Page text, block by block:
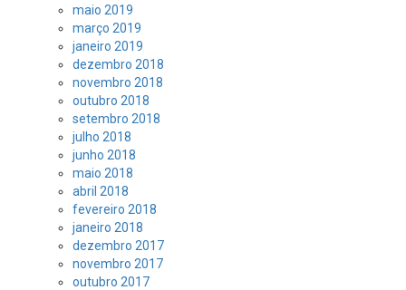
maio 2019
março 2019
janeiro 2019
dezembro 2018
novembro 2018
outubro 2018
setembro 2018
julho 2018
junho 2018
maio 2018
abril 2018
fevereiro 2018
janeiro 2018
dezembro 2017
novembro 2017
outubro 2017